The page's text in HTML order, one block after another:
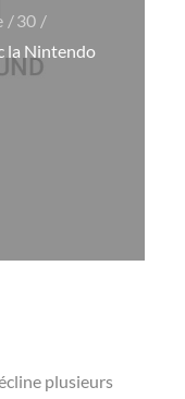
30
la Nintendo
plusieurs